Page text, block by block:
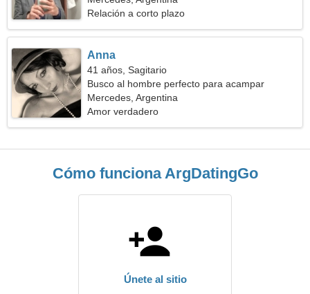
Relación a corto plazo
Anna
41 años, Sagitario
Busco al hombre perfecto para acampar
Mercedes, Argentina
Amor verdadero
Cómo funciona ArgDatingGo
Únete al sitio